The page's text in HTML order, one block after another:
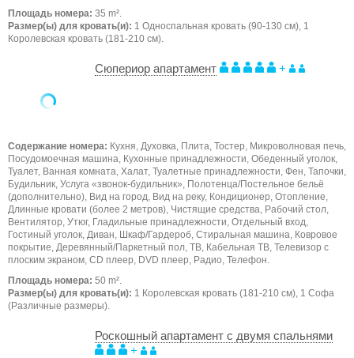
Площадь номера: 35 m².
Размер(ы) для кровать(и): 1 Односпальная кровать (90-130 см), 1
Королевская кровать (181-210 см).
Сюпериор апартамент +
Содержание номера: Кухня, Духовка, Плита, Тостер, Микроволновая печь,
Посудомоечная машина, Кухонные принадлежности, Обеденный уголок,
Туалет, Ванная комната, Халат, Туалетные принадлежности, Фен, Тапочки,
Будильник, Услуга «звонок-будильник», Полотенца/Постельное бельё
(дополнительно), Вид на город, Вид на реку, Кондиционер, Отопление,
Длинные кровати (более 2 метров), Чистящие средства, Рабочий стол,
Вентилятор, Утюг, Гладильные принадлежности, Отдельный вход,
Гостиный уголок, Диван, Шкаф/Гардероб, Стиральная машина, Ковровое
покрытие, Деревянный/Паркетный пол, ТB, Кабельная ТВ, Телевизор с
плоским экраном, CD плеер, DVD плеер, Радио, Телефон.
Площадь номера: 50 m².
Размер(ы) для кровать(и): 1 Королевская кровать (181-210 см), 1 Софа
(Различные размеры).
Роскошный апартамент с двумя спальнями
+